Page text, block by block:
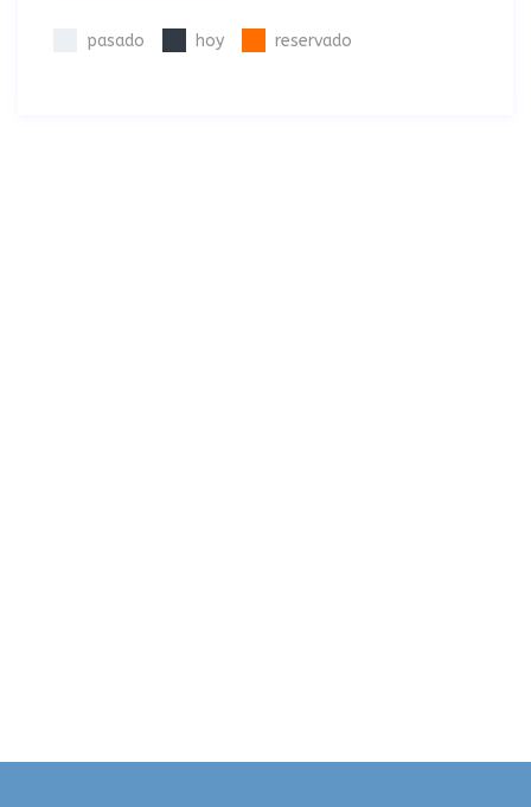
pasado hoy reservado